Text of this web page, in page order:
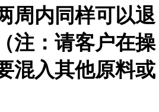
周内同样可以退
注：请客户在操
混入其他原料或